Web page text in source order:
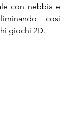
con nebbia e
così
giochi 2D.